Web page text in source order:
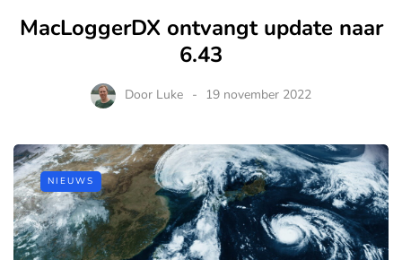
MacLoggerDX ontvangt update naar
6.43
Door Luke 19 november 2022
NIEUWS